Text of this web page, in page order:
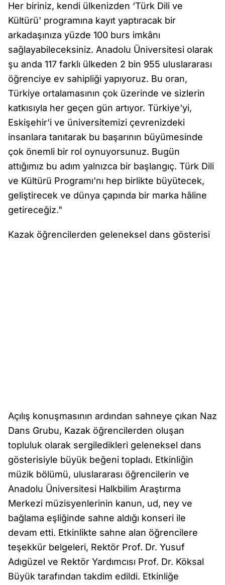
Her biriniz, kendi ülkenizden ‘Türk Dili ve
Kültürü' programına kayıt yaptıracak bir
arkadaşınıza yüzde 100 burs imkânı
sağlayabileceksiniz. Anadolu Üniversitesi olarak
şu anda 117 farklı ülkeden 2 bin 955 uluslararası
öğrenciye ev sahipliği yapıyoruz. Bu oran,
Türkiye ortalamasının çok üzerinde ve sizlerin
katkısıyla her geçen gün artıyor. Türkiye'yi,
Eskişehir'i ve üniversitemizi çevrenizdeki
insanlara tanıtarak bu başarının büyümesinde
çok önemli bir rol oynuyorsunuz. Bugün
attığımız bu adım yalnızca bir başlangıç. Türk Dili
ve Kültürü Programı'nı hep birlikte büyütecek,
geliştirecek ve dünya çapında bir marka hâline
getireceğiz."
Kazak öğrencilerden geleneksel dans gösterisi
Açılış konuşmasının ardından sahneye çıkan Naz
Dans Grubu, Kazak öğrencilerden oluşan
topluluk olarak sergiledikleri geleneksel dans
gösterisiyle büyük beğeni topladı. Etkinliğin
müzik bölümü, uluslararası öğrencilerin ve
Anadolu Üniversitesi Halkbilim Araştırma
Merkezi müzisyenlerinin kanun, ud, ney ve
bağlama eşliğinde sahne aldığı konseri ile
devam etti. Etkinlikte sahne alan öğrencilere
teşekkür belgeleri, Rektör Prof. Dr. Yusuf
Adıgüzel ve Rektör Yardımcısı Prof. Dr. Köksal
Büyük tarafından takdim edildi. Etkinliğe